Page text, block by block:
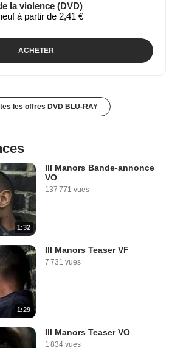
la violence (DVD)
à partir de 2,41 €
ACHETER
les offres DVD BLU-RAY
1:32
Ill Manors Bande-annonce
VO
137 771 vues
1:29
Ill Manors Teaser VF
7 731 vues
Ill Manors Teaser VO
1 834 vues